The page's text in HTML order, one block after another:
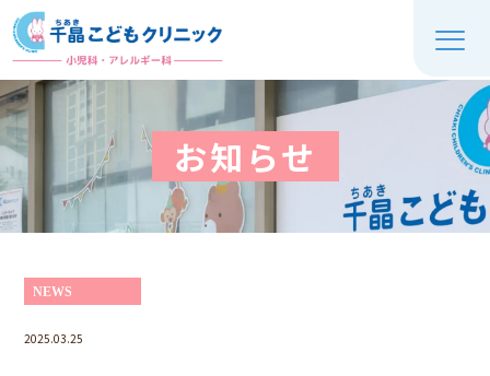
お知らせ
NEWS
2025.03.25